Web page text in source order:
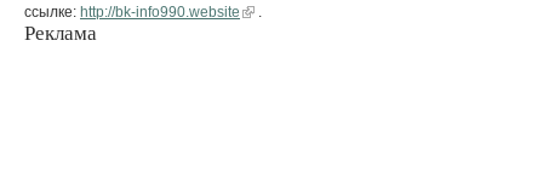
ссылке: http://bk-info990.website
Реклама